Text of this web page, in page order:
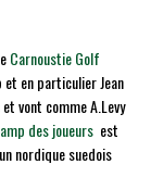
Carnoustie Golf
et en particulier Jean
vont comme A.Levy
des joueurs est
nordique suedois